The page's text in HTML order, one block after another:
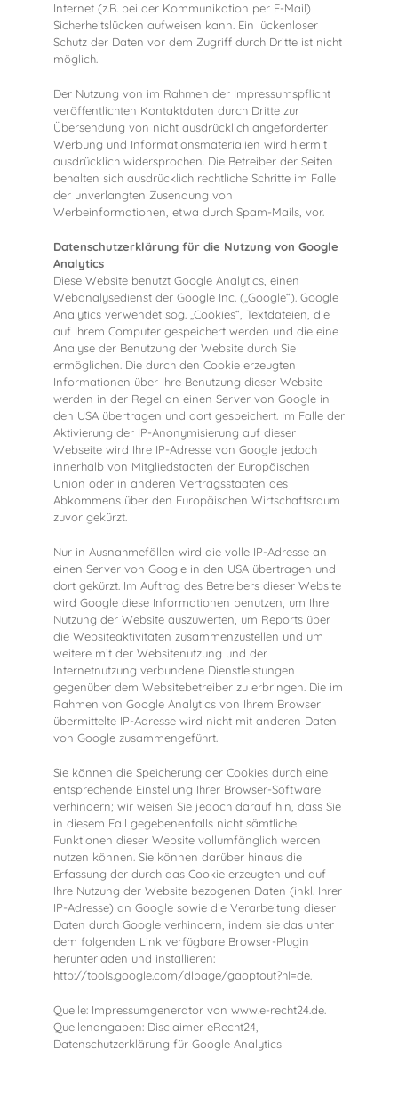
Internet (z.B. bei der Kommunikation per E-Mail)
Sicherheitslücken aufweisen kann. Ein lückenloser
Schutz der Daten vor dem Zugriff durch Dritte ist nicht
möglich.
Der Nutzung von im Rahmen der Impressumspflicht
veröffentlichten Kontaktdaten durch Dritte zur
Übersendung von nicht ausdrücklich angeforderter
Werbung und Informationsmaterialien wird hiermit
ausdrücklich widersprochen. Die Betreiber der Seiten
behalten sich ausdrücklich rechtliche Schritte im Falle
der unverlangten Zusendung von
Werbeinformationen, etwa durch Spam-Mails, vor.
Datenschutzerklärung für die Nutzung von Google
Analytics
Diese Website benutzt Google Analytics, einen
Webanalysedienst der Google Inc. („Google“). Google
Analytics verwendet sog. „Cookies“, Textdateien, die
auf Ihrem Computer gespeichert werden und die eine
Analyse der Benutzung der Website durch Sie
ermöglichen. Die durch den Cookie erzeugten
Informationen über Ihre Benutzung dieser Website
werden in der Regel an einen Server von Google in
den USA übertragen und dort gespeichert. Im Falle der
Aktivierung der IP-Anonymisierung auf dieser
Webseite wird Ihre IP-Adresse von Google jedoch
innerhalb von Mitgliedstaaten der Europäischen
Union oder in anderen Vertragsstaaten des
Abkommens über den Europäischen Wirtschaftsraum
zuvor gekürzt.
Nur in Ausnahmefällen wird die volle IP-Adresse an
einen Server von Google in den USA übertragen und
dort gekürzt. Im Auftrag des Betreibers dieser Website
wird Google diese Informationen benutzen, um Ihre
Nutzung der Website auszuwerten, um Reports über
die Websiteaktivitäten zusammenzustellen und um
weitere mit der Websitenutzung und der
Internetnutzung verbundene Dienstleistungen
gegenüber dem Websitebetreiber zu erbringen. Die im
Rahmen von Google Analytics von Ihrem Browser
übermittelte IP-Adresse wird nicht mit anderen Daten
von Google zusammengeführt.
Sie können die Speicherung der Cookies durch eine
entsprechende Einstellung Ihrer Browser-Software
verhindern; wir weisen Sie jedoch darauf hin, dass Sie
in diesem Fall gegebenenfalls nicht sämtliche
Funktionen dieser Website vollumfänglich werden
nutzen können. Sie können darüber hinaus die
Erfassung der durch das Cookie erzeugten und auf
Ihre Nutzung der Website bezogenen Daten (inkl. Ihrer
IP-Adresse) an Google sowie die Verarbeitung dieser
Daten durch Google verhindern, indem sie das unter
dem folgenden Link verfügbare Browser-Plugin
herunterladen und installieren:
http://tools.google.com/dlpage/gaoptout?hl=de.
Quelle: Impressumgenerator von www.e-recht24.de.
Quellenangaben: Disclaimer eRecht24,
Datenschutzerklärung für Google Analytics